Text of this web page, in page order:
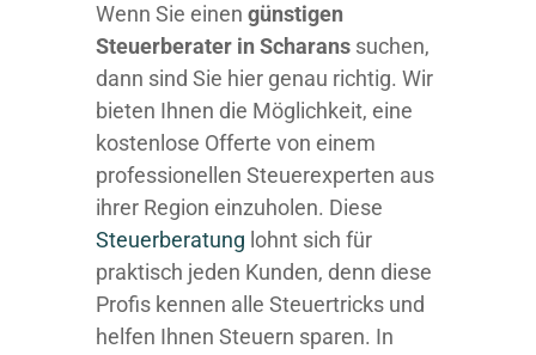
Wenn Sie einen günstigen
Steuerberater in Scharans suchen,
dann sind Sie hier genau richtig. Wir
bieten Ihnen die Möglichkeit, eine
kostenlose Offerte von einem
professionellen Steuerexperten aus
ihrer Region einzuholen. Diese
Steuerberatung lohnt sich für
praktisch jeden Kunden, denn diese
Profis kennen alle Steuertricks und
helfen Ihnen Steuern sparen. In